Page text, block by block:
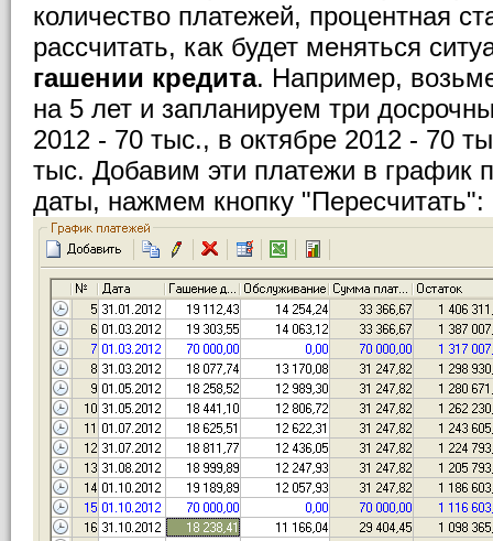
количество платежей, процентная
рассчитать, как будет меняться
гашении кредита. Например,
на 5 лет и запланируем три
2012 - 70 тыс., в октябре 2012 - 70
тыс. Добавим эти платежи в график
даты, нажмем кнопку "Пересчитать":